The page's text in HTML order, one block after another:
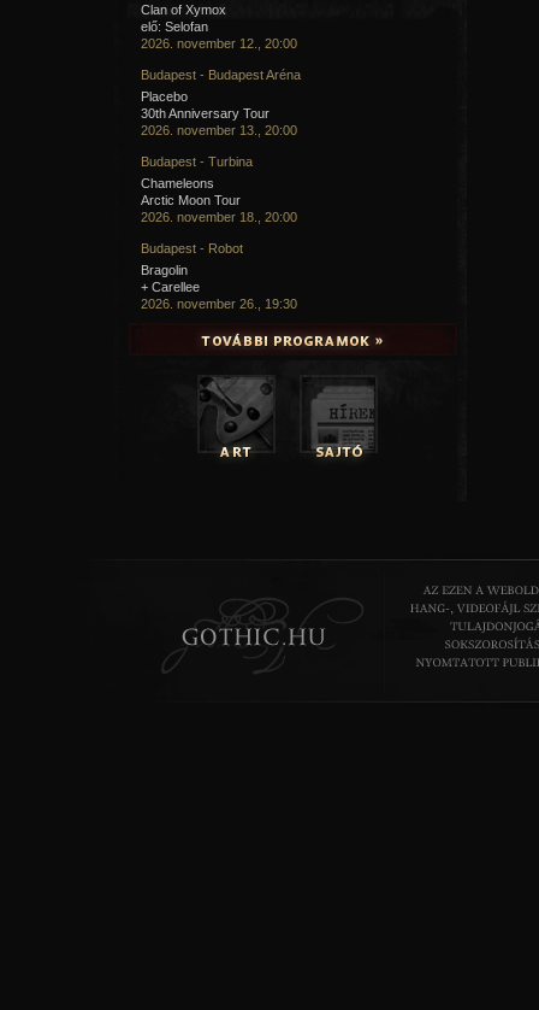
Clan of Xymox
elő: Selofan
2026. november 12., 20:00
Budapest - Budapest Aréna
Placebo
30th Anniversary Tour
2026. november 13., 20:00
Budapest - Turbina
Chameleons
Arctic Moon Tour
2026. november 18., 20:00
Budapest - Robot
Bragolin
+ Carellee
2026. november 26., 19:30